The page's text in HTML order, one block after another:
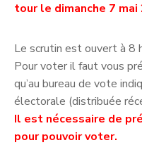
tour le dimanche 7 mai
Le scrutin est ouvert à 8
Pour voter il faut vous
qu’au bureau de vote
électorale (distribuée
Il est nécessaire de
pour pouvoir voter.